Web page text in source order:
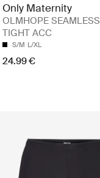
Only Maternity
OLMHOPE SEAMLESS
TIGHT ACC
S/M L/XL
24.99 €